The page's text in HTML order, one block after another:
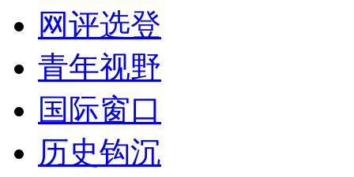
网评选登
青年视野
国际窗口
历史钩沉